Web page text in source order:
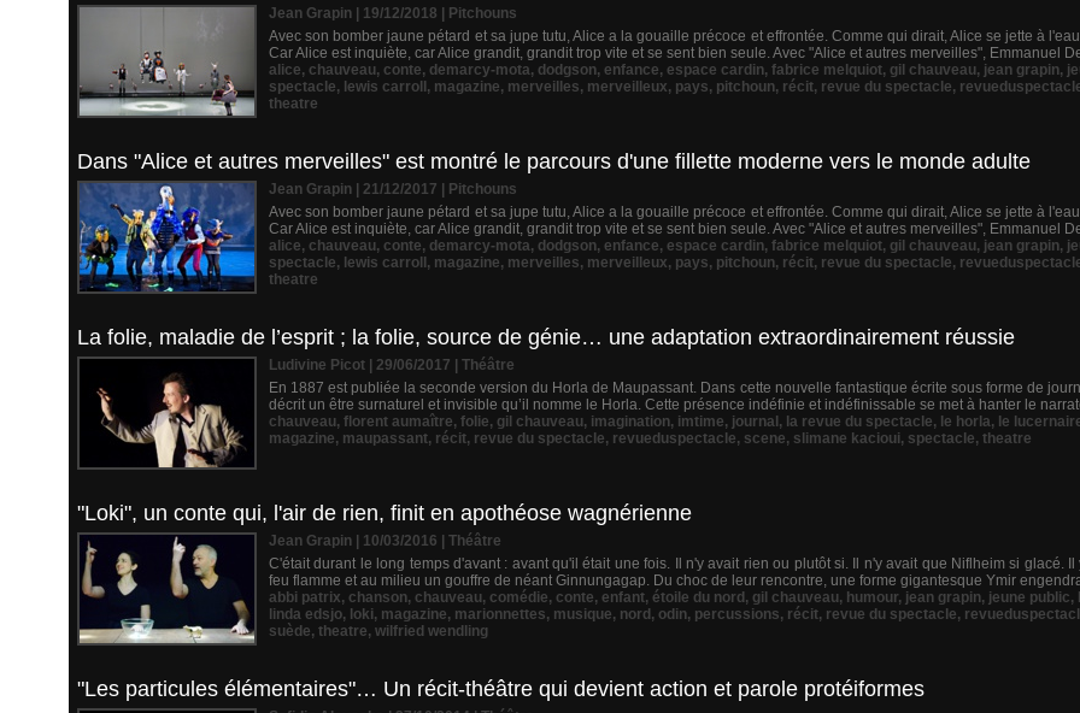
Jean Grapin | 19/12/2018
Pitchouns
Avec son bomber jaune pétard et sa jupe tutu, Alice a la gouaille précoce et effrontée. Comme qui dirait, Alice se jette à
Car Alice est inquiète, car Alice grandit, grandit trop vite et se sent bien seule. Avec "Alice et autres merveilles", Emmanuel
alice, chauveau, conte, demarcy-mota, dodgson, enfance, espace cardin, fabrice melquiot, gil chauveau, jean grapin,
spectacle, lewis carroll , magazine, merveilles, merveilleux, pays, pitchoun, récit, revue du spectacle,
theatre
Dans "Alice et autres merveilles" est montré le parcours d'une fillette moderne vers le monde adulte
Jean Grapin | 21/12/2017
Pitchouns
Avec son bomber jaune pétard et sa jupe tutu, Alice a la gouaille précoce et effrontée. Comme qui dirait, Alice se jette à
Car Alice est inquiète, car Alice grandit, grandit trop vite et se sent bien seule. Avec "Alice et autres merveilles", Emmanuel
alice, chauveau, conte, demarcy-mota, dodgson, enfance, espace cardin, fabrice melquiot, gil chauveau, jean grapin,
spectacle, lewis carroll , magazine, merveilles, merveilleux, pays, pitchoun, récit, revue du spectacle,
theatre
La folie, maladie de l’esprit ; la folie, source de génie… une adaptation extraordinairement réussie
Ludivine Picot | 29/06/2017
Théâtre
En 1887 est publiée la seconde version du Horla de Maupassant. Dans cette nouvelle fantastique écrite sous forme de
décrit un être surnaturel et invisible qu’il nomme le Horla. Cette présence indéfinie et indéfinissable se met à hanter le
chauveau, florent aumaître, folie, gil chauveau, imagination, imtime, journal , la revue du spectacle, le horla, le
magazine, maupassant, récit, revue du spectacle, revueduspectacle, scene, slimane kacioui, spectacle, theatre
"Loki", un conte qui, l'air de rien, finit en apothéose wagnérienne
Jean Grapin | 10/03/2016
Théâtre
C'était durant le long temps d'avant : avant qu'il était une fois. Il n'y avait rien ou plutôt si. Il n'y avait que Niflheim si glacé.
feu flamme et au milieu un gouffre de néant Ginnungagap. Du choc de leur rencontre, une forme gigantesque Ymir
abbi patrix, chanson, chauveau, comédie, conte, enfant, étoile du nord , gil chauveau, humour, jean grapin, jeune public,
linda edsjo, loki, magazine, marionnettes, musique, nord , odin, percussions, récit, revue du spectacle,
suède, theatre, wilfried wendling
"Les particules élémentaires"… Un récit-théâtre qui devient action et parole protéiformes